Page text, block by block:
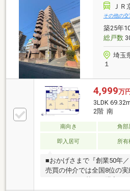
します。周辺は買物施設や
環境です。ご内覧・詳細に
にお問い合わせください。
ＪＲ
その他の交
築25年
総戸数
埼玉
１
4,999万円
3LDK
2階 南
南向き 角部
即入居可 所有
■おかげさまで『創業50年
売買の仲介では全国8位の